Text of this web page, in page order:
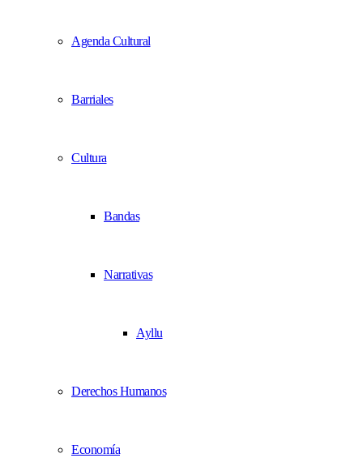
Agenda Cultural
Barriales
Cultura
Bandas
Narrativas
Ayllu
Derechos Humanos
Economía